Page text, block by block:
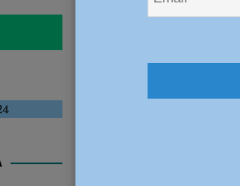
estremo e asili nido, Tagliaferri (FdI): “Verificare